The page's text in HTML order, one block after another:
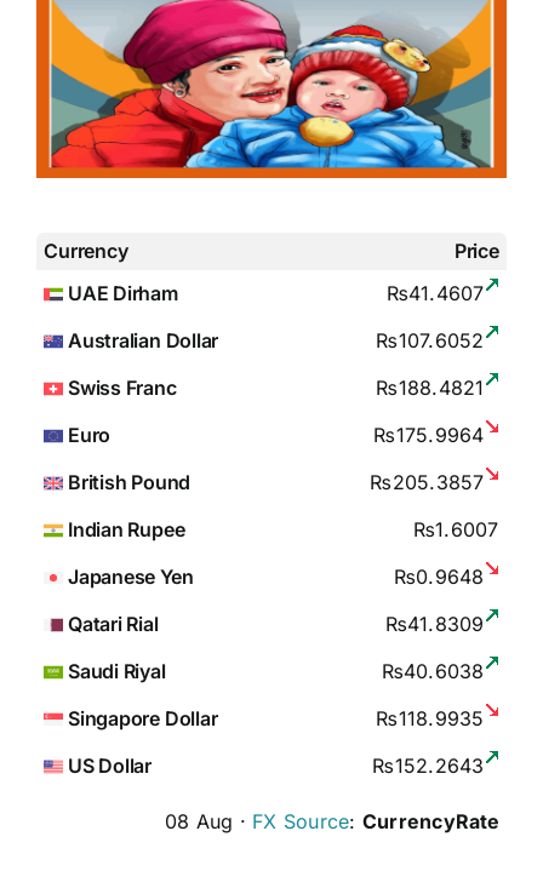
Currency
Price
UAE Dirham
₨41.4607
Australian Dollar
₨107.6052
Swiss Franc
₨188.4821
Euro
₨175.9964
British Pound
₨205.3857
Indian Rupee
₨1.6007
Japanese Yen
₨0.9648
Qatari Rial
₨41.8309
Saudi Riyal
₨40.6038
Singapore Dollar
₨118.9935
US Dollar
₨152.2643
08 Aug · FX Source: CurrencyRate